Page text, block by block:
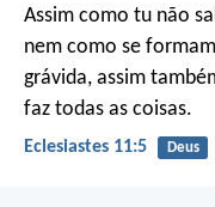
Assim como tu não
nem como se
grávida, assim
faz todas as coisas.
Eclesiastes 11:5 Deus